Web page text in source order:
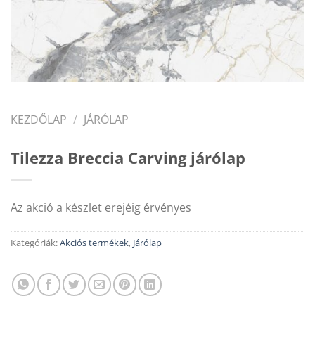
KEZDŐLAP / JÁRÓLAP
Tilezza Breccia Carving járólap
Az akció a készlet erejéig érvényes
Kategóriák:Akciós termékek, Járólap